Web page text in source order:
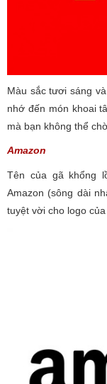
Màu sắc tươi sáng
nhớ đến món khoai
mà bạn không thể
Amazon
Tên của gã khổng
Amazon (sông dài
tuyệt vời cho logo của